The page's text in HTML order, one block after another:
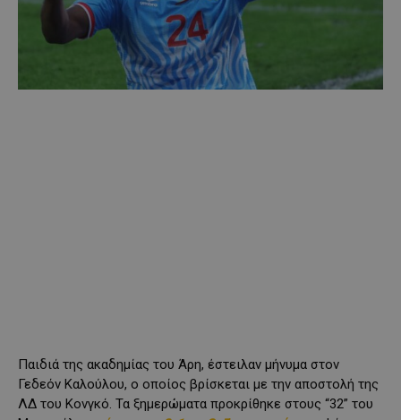
Παιδιά της ακαδημίας του Άρη, έστειλαν μήνυμα στον
Γεδεόν Καλούλου, ο οποίος βρίσκεται με την αποστολή της
ΛΔ του Κονγκό. Τα ξημερώματα προκρίθηκε στους “32” του